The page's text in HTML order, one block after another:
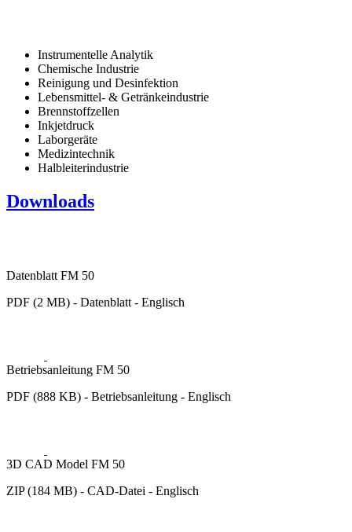
Instrumentelle Analytik
Chemische Industrie
Reinigung und Desinfektion
Lebensmittel- & Getränkeindustrie
Brennstoffzellen
Inkjetdruck
Laborgeräte
Medizintechnik
Halbleiterindustrie
Downloads
Datenblatt FM 50
PDF (2 MB) - Datenblatt - Englisch
Betriebsanleitung FM 50
PDF (888 KB) - Betriebsanleitung - Englisch
3D CAD Model FM 50
ZIP (184 MB) - CAD-Datei - Englisch